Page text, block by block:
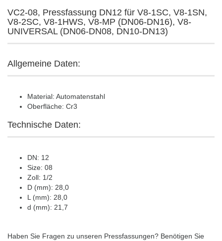
VC2-08, Pressfassung DN12 für V8-1SC, V8-1SN,
V8-2SC, V8-1HWS, V8-MP (DN06-DN16), V8-
UNIVERSAL (DN06-DN08, DN10-DN13)
Allgemeine Daten:
Material: Automatenstahl
Oberfläche: Cr3
Technische Daten:
DN: 12
Size: 08
Zoll: 1/2
D (mm): 28,0
L (mm): 28,0
d (mm): 21,7
Haben Sie Fragen zu unseren Pressfassungen? Benötigen Sie